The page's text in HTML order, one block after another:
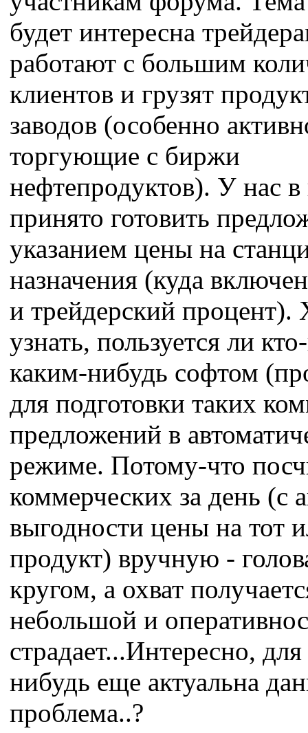
будет интересна
работают с большим
клиентов и грузят
заводов (особенно
торгующие с биржи
нефтепродуктов). У нас
принято готовить
указанием цены на
назначения (куда
и трейдерский процент).
узнать, пользуется ли
каким-нибудь софтом
для подготовки таких
предложений в
режиме. Потому-что
коммерческих за день (с
выгодности цены на тот
продукт) вручную -
кругом, а охват
небольшой и
страдает...Интересно,
нибудь еще актуальна
проблема..?